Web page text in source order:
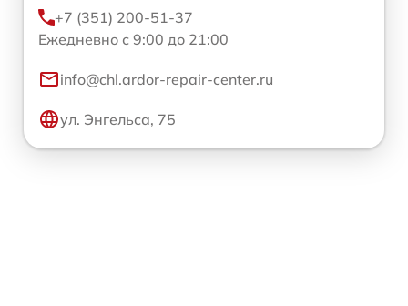
+7 (351) 200-51-37
Ежедневно с 9:00 до 21:00
info@chl.ardor-repair-center.ru
ул. Энгельса, 75